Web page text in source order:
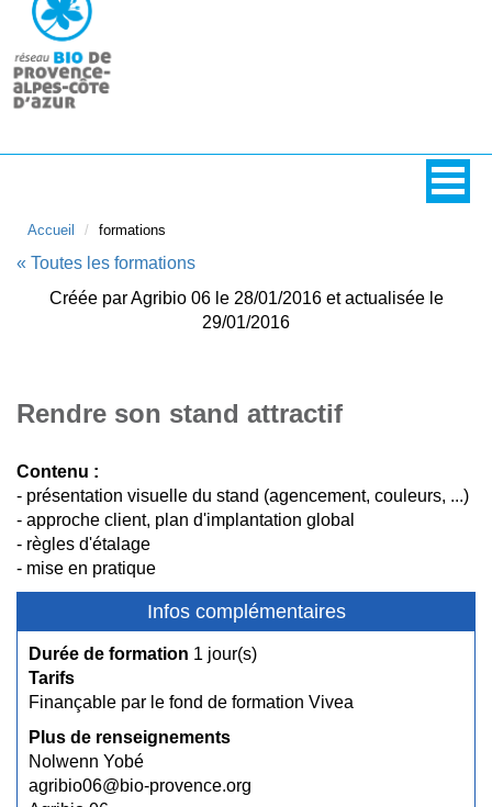
Accueil formations
« Toutes les formations
Créée par Agribio 06 le 28/01/2016 et actualisée le
29/01/2016
Rendre son stand attractif
Contenu :
- présentation visuelle du stand (agencement, couleurs, ...)
- approche client, plan d'implantation global
- règles d'étalage
- mise en pratique
Infos complémentaires
Durée de formation 1 jour(s)
Tarifs
Finançable par le fond de formation Vivea
Plus de renseignements
Nolwenn Yobé
agribio06@bio-provence.org